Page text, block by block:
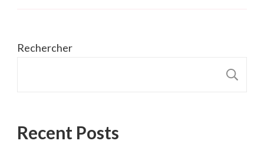
Rechercher
Recent Posts